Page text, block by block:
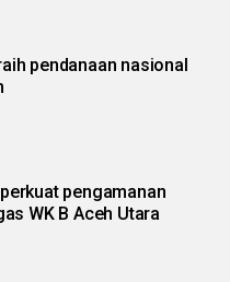
pendanaan nasional
pengamanan
WK B Aceh Utara